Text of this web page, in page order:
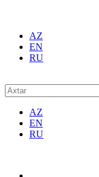
AZ
EN
RU
AZ
EN
RU